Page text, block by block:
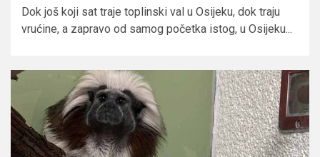
Dok još koji sat traje toplinski val u Osijeku, dok traju
vrućine, a zapravo od samog početka istog, u Osijeku...